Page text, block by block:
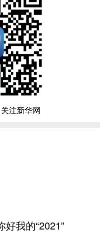
注新华网
我的“2021”